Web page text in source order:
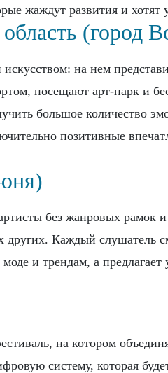
жаждут развития и хотят
(город
на нем
посещают арт-парк и
большое количество
позитивные
без жанровых рамок
Каждый слушатель
и трендам, а предлагает
на котором
систему, которая